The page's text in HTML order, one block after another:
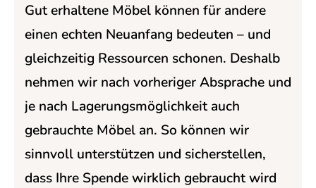
Gut erhaltene Möbel können für andere
einen echten Neuanfang bedeuten – und
gleichzeitig Ressourcen schonen. Deshalb
nehmen wir nach vorheriger Absprache und
je nach Lagerungsmöglichkeit auch
gebrauchte Möbel an. So können wir
sinnvoll unterstützen und sicherstellen,
dass Ihre Spende wirklich gebraucht wird